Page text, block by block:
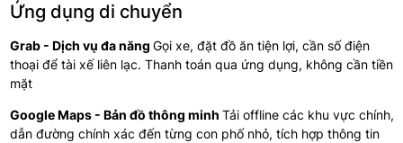
Ứng dụng di chuyển
Grab - Dịch vụ đa năng Gọi xe, đặt đồ ăn tiện lợi, cần số điện
thoại để tài xế liên lạc. Thanh toán qua ứng dụng, không cần tiền
mặt
Google Maps - Bản đồ thông minh Tải offline các khu vực chính,
dẫn đường chính xác đến từng con phố nhỏ, tích hợp thông tin